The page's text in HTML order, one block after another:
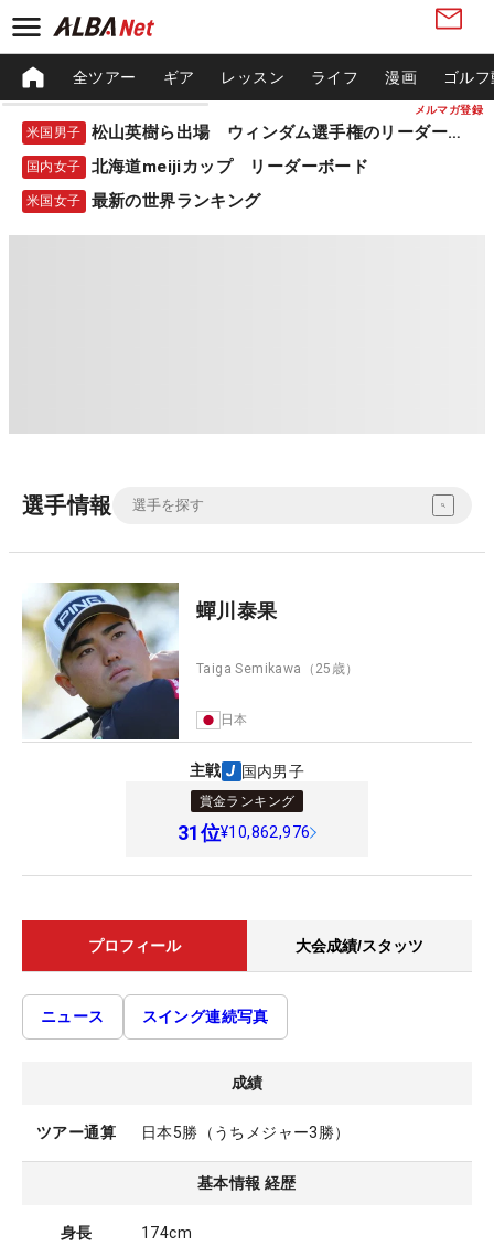
メルマガ登録
全ツアー ギア レッスン ライフ 漫画 ゴル
米国男子 松山英樹ら出場 ウィンダム選手権のリーダーボード
国内女子 北海道meijiカップ リーダーボード
米国女子 最新の世界ランキング
選手情報
蟬川泰果
Taiga Semikawa （25歳）
日本
主戦 国内男子
賞金ランキング
31位¥10,862,976
プロフィール 大会成績/スタッツ
ニュース スイング連続写真
成績
ツアー通算 日本5勝（うちメジャー3勝）
基本情報 経歴
身長 174cm